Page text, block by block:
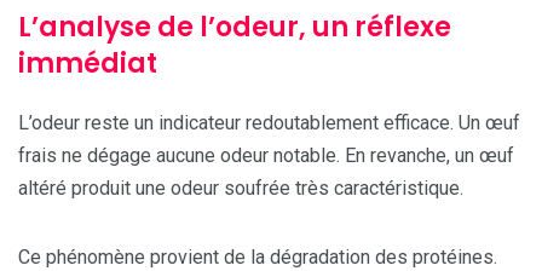
L’analyse de l’odeur, un réflexe
immédiat
L’odeur reste un indicateur redoutablement efficace. Un œuf
frais ne dégage aucune odeur notable. En revanche, un œuf
altéré produit une odeur soufrée très caractéristique.
Ce phénomène provient de la dégradation des protéines.